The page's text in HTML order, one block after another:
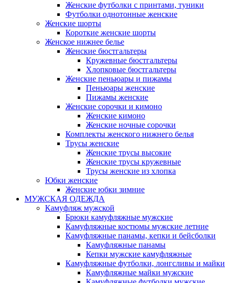
Женские футболки с принтами, туники
Футболки однотонные женские
Женские шорты
Короткие женские шорты
Женское нижнее белье
Женские бюстгальтеры
Кружевные бюстгальтеры
Хлопковые бюстгальтеры
Женские пеньюары и пижамы
Пеньюары женские
Пижамы женские
Женские сорочки и кимоно
Женские кимоно
Женские ночные сорочки
Комплекты женского нижнего белья
Трусы женские
Женские трусы высокие
Женские трусы кружевные
Трусы женские из хлопка
Юбки женские
Женские юбки зимние
МУЖСКАЯ ОДЕЖДА
Камуфляж мужской
Брюки камуфляжные мужские
Камуфляжные костюмы мужские летние
Камуфляжные панамы, кепки и бейсболки
Камуфляжные панамы
Кепки мужские камуфляжные
Камуфляжные футболки, лонгсливы и майки
Камуфляжные майки мужские